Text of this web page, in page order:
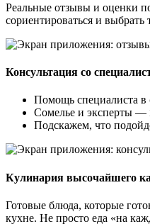
Реальные отзывы и оценки
сориентироваться и
Консультация со
Помощь специалиста в
Сомелье и эксперты —
Подскажем, что
Кулинария высочайшего
Готовые блюда, которые
кухне. Не просто еда «на